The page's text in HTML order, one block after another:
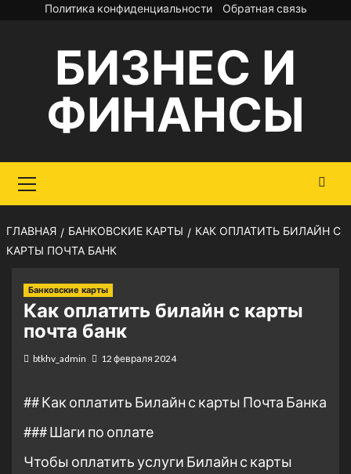
Перейти
содержимому
Политика конфиденциальности Обратная связь
БИЗНЕС И
ФИНАНСЫ
меню
ГЛАВНАЯ БАНКОВСКИЕ КАРТЫ
КАК ОПЛАТИТЬ БИЛАЙН С
КАРТЫ ПОЧТА БАНК
Банковские карты
Как оплатить билайн с карты
почта банк
btkhv_admin 12 февраля 2024
## Как оплатить Билайн с карты Почта Банка
### Шаги по оплате
Чтобы оплатить услуги Билайн с карты